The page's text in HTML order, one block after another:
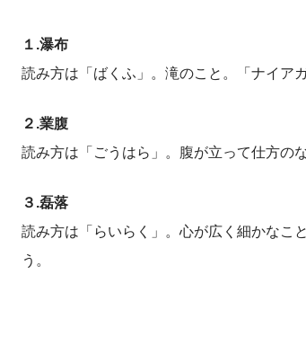
１.瀑布
読み方は「ばくふ」。滝のこと。「ナイア
２.業腹
読み方は「ごうはら」。腹が立って仕方の
３.磊落
読み方は「らいらく」。心が広く細かなこ
う。